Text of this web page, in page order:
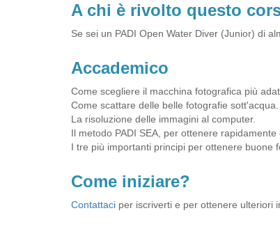
A chi è rivolto questo
Se sei un PADI Open Water Diver (Junior) di
Accademico
Come scegliere il macchina fotografica più
Come scattare delle belle fotografie sott'acqua.
La risoluzione delle immagini al computer.
Il metodo PADI SEA, per ottenere rapidamente
I tre più importanti principi per ottenere buone
Come iniziare?
Contattaci per iscriverti e per ottenere ulteriori